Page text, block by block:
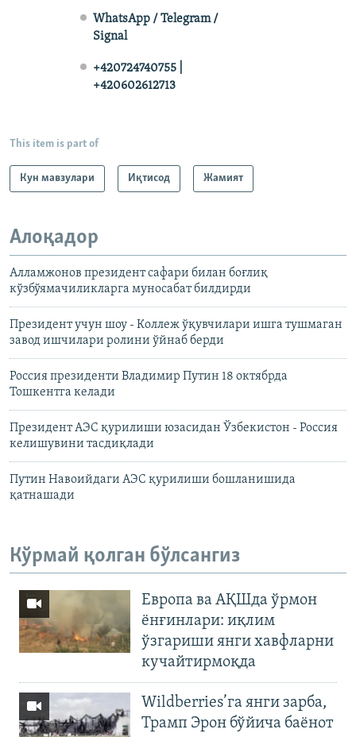
WhatsApp / Telegram /
Signal
+420724740755 |
+420602612713
This item is part of
Кун мавзулари Иқтисод Жамият
Алоқадор
Алламжонов президент сафари билан боғлиқ
кўзбўямачиликларга муносабат билдирди
Президент учун шоу - Коллеж ўқувчилари ишга тушмаган
завод ишчилари ролини ўйнаб берди
Россия президенти Владимир Путин 18 октябрда
Тошкентга келади
Президент АЭС қурилиши юзасидан Ўзбекистон - Россия
келишувини тасдиқлади
Путин Навоийдаги АЭС қурилиши бошланишида
қатнашади
Кўрмай қолган бўлсангиз
Европа ва АҚШда ўрмон
ёнғинлари: иқлим
ўзгариши янги хавфларни
кучайтирмоқда
Wildberries’га янги зарба,
Трамп Эрон бўйича баёнот